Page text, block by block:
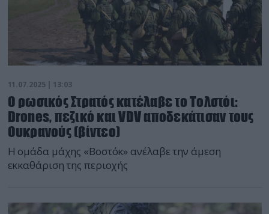
11.07.2025 | 13:03
Ο ρωσικός Στρατός κατέλαβε το Τολστόι:
Drones, πεζικό και VDV αποδεκάτισαν τους
Ουκρανούς (βίντεο)
Η ομάδα μάχης «Βοστόκ» ανέλαβε την άμεση
εκκαθάριση της περιοχής